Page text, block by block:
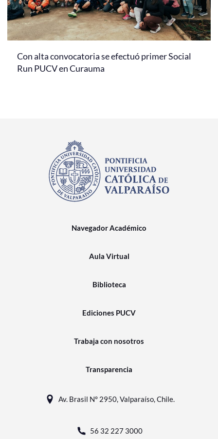
Con alta convocatoria se efectuó primer Social
Run PUCV en Curauma
Navegador Académico
Aula Virtual
Biblioteca
Ediciones PUCV
Trabaja con nosotros
Transparencia
Av. Brasil N° 2950, Valparaíso, Chile.
56 32 227 3000